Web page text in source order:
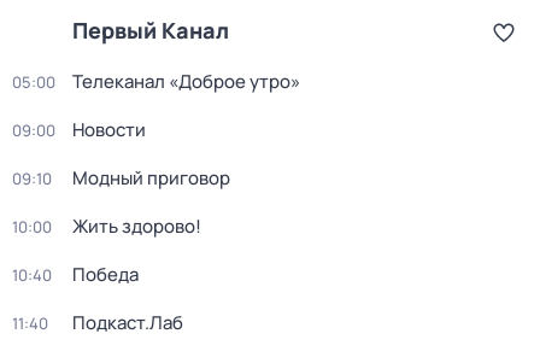
Первый Канал
05:00 Телеканал «Доброе утро»
09:00 Новости
09:10 Модный приговор
10:00 Жить здорово!
10:40 Победа
11:40 Подкаст.Лаб